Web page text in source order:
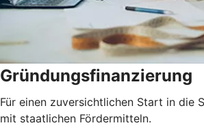
Gründungsfinanzierung
Für einen zuversichtlichen Start in die
mit staatlichen Fördermitteln.